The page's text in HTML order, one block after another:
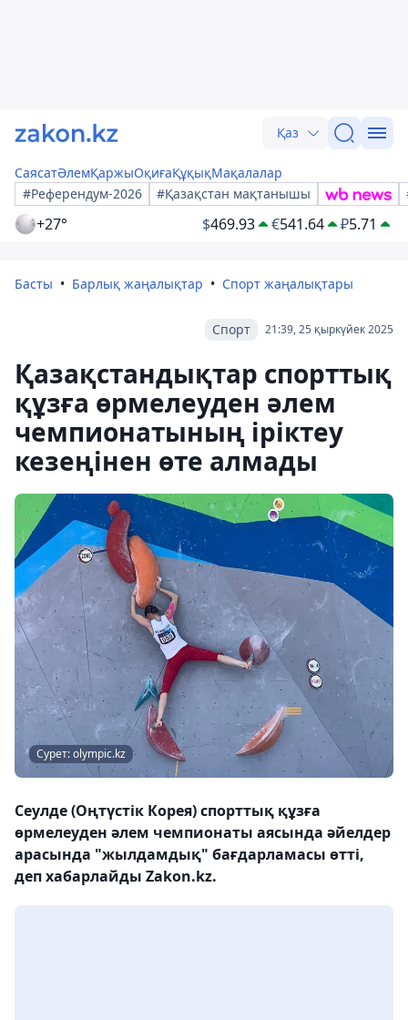
Қаз
СаясатӘлемҚаржыОқиғаҚұқықМақалалар
#Референдум-2026
#Қазақстан мақтанышы
+27° $469.93 €541.64 ₽5.71
Басты Барлық жаңалықтар Спорт жаңалықтары
21:39, 25 қыркүйек 2025
Спорт
Қазақстандықтар спорттық
құзға өрмелеуден әлем
чемпионатының іріктеу
кезеңінен өте алмады
Сурет: olympic.kz
Сеулде (Оңтүстік Корея) спорттық құзға
өрмелеуден әлем чемпионаты аясында әйелдер
арасында "жылдамдық" бағдарламасы өтті,
деп хабарлайды Zakon.kz.